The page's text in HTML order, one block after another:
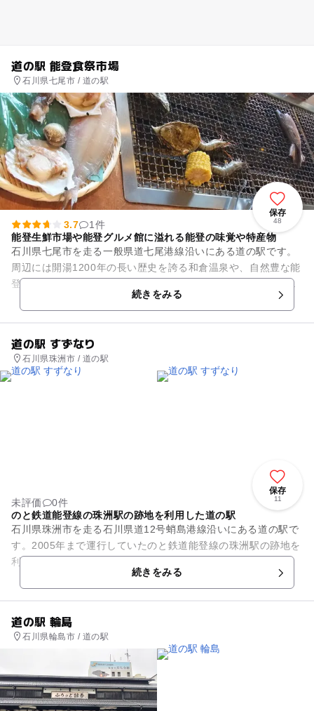
道の駅 能登食祭市場
石川県七尾市 / 道の駅
保存
48
3.7
1件
能登生鮮市場や能登グルメ館に溢れる能登の味覚や特産物
石川県七尾市を走る一般県道七尾港線沿いにある道の駅です。
周辺には開湯1200年の長い歴史を誇る和倉温泉や、自然豊な能
登島などの観光スポットが点在します。敷地内に能登生鮮市場
が併設され、旬の海の幸...続きをみる
道の駅 すずなり
石川県珠洲市 / 道の駅
保存
11
未評価
0件
のと鉄道能登線の珠洲駅の跡地を利用した道の駅
石川県珠洲市を走る石川県道12号蛸島港線沿いにある道の駅で
す。2005年まで運行していたのと鉄道能登線の珠洲駅の跡地を
利用して、2010年4月にオープンしました。周辺には、鉢ヶ崎
続きをみる
道の駅 輪島
石川県輪島市 / 道の駅